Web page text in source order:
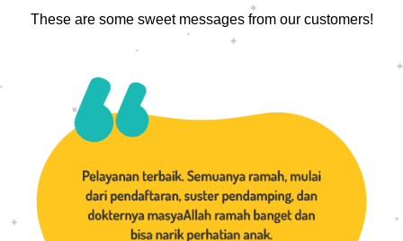
These are some sweet messages from our customers!